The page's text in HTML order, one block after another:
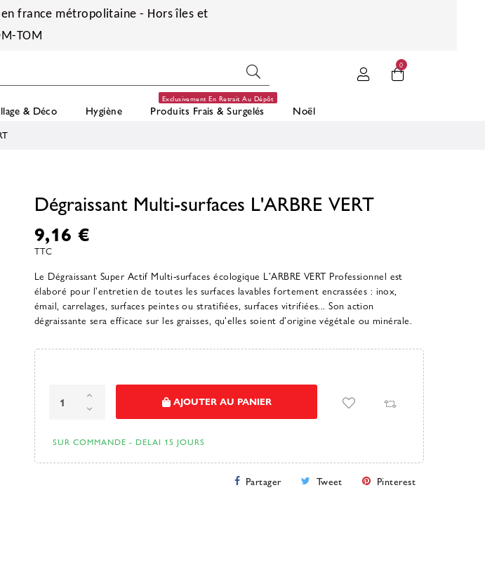
france métropolitaine - Hors îles et
TOM
0
& Déco Hygiène Produits Frais & Surgelés
Exclusivement En Retrait Au Dépôt
Noël
Dégraissant Multi-surfaces L'ARBRE VERT
9,16 €
TTC
Le Dégraissant Super Actif Multi-surfaces écologique L'ARBRE VERT Professionnel est
élaboré pour l'entretien de toutes les surfaces lavables fortement encrassées : inox,
émail, carrelages, surfaces peintes ou stratifiées, surfaces vitrifiées... Son action
dégraissante sera efficace sur les graisses, qu'elles soient d'origine végétale ou minérale.
AJOUTER AU PANIER
SUR COMMANDE - DELAI 15 JOURS
Partager Tweet Pinterest